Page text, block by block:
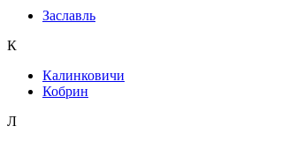
Заславль
К
Калинковичи
Кобрин
Л